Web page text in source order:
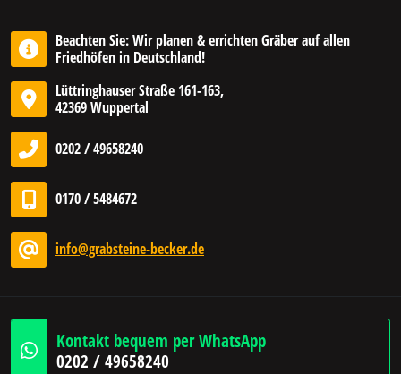
Beachten Sie:Wir planen & errichten Gräber auf allen
Friedhöfen in Deutschland!
Lüttringhauser Straße 161-163,
42369 Wuppertal
0202 / 49658240
0170 / 5484672
info@grabsteine-becker.de
Kontakt bequem per WhatsApp
0202 / 49658240